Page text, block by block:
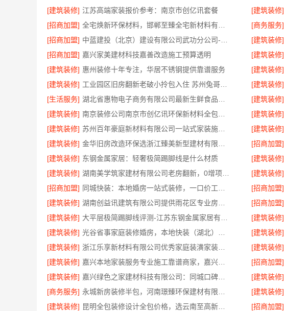
[建筑装修] 江苏高端家装报价参考：南京市创亿讯套餐 [建筑装修]
[招商加盟]
[商务服务]
[招商加盟]
[建筑装修]
[招商加盟] 嘉兴家美建材科技嘉善改造施工预算透明 [建筑装修]
[建筑装修] 惠州装修十年专注，华居不锈钢提供靠谱服务 [建筑装修]
[建筑装修]
[建筑装修]
[生活服务]
[建筑装修]
[建筑装修]
[建筑装修]
[建筑装修]
[建筑装修]
[建筑装修]
[招商加盟]
[建筑装修] 东钢金属家居：轻奢极简踢脚线是什么材质 [建筑装修]
[建筑装修]
[建筑装修]
[招商加盟]
[招商加盟]
[建筑装修]
[招商加盟]
[建筑装修]
[建筑装修]
[建筑装修]
[建筑装修]
[建筑装修]
[建筑装修]
[建筑装修]
[招商加盟]
[建筑装修]
[建筑装修]
[商务服务]
[建筑装修]
[建筑装修]
[招商加盟]